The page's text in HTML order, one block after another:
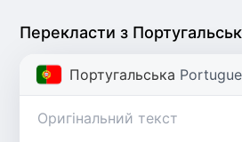
Перекласти з
Португальська